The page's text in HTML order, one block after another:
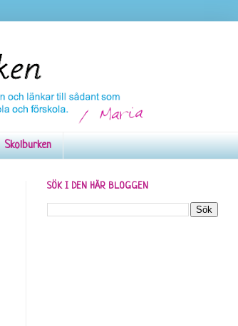
Skolburken
SÖK I DEN HÄR BLOGGEN